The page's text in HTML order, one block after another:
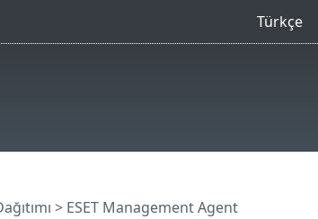
Türkçe
> ESET Management Agent